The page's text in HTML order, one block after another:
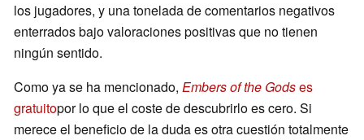
los jugadores, y una tonelada de comentarios negativos
enterrados bajo valoraciones positivas que no tienen
ningún sentido.
Como ya se ha mencionado, Embers of the Godses
gratuitopor lo que el coste de descubrirlo es cero. Si
merece el beneficio de la duda es otra cuestión totalmente